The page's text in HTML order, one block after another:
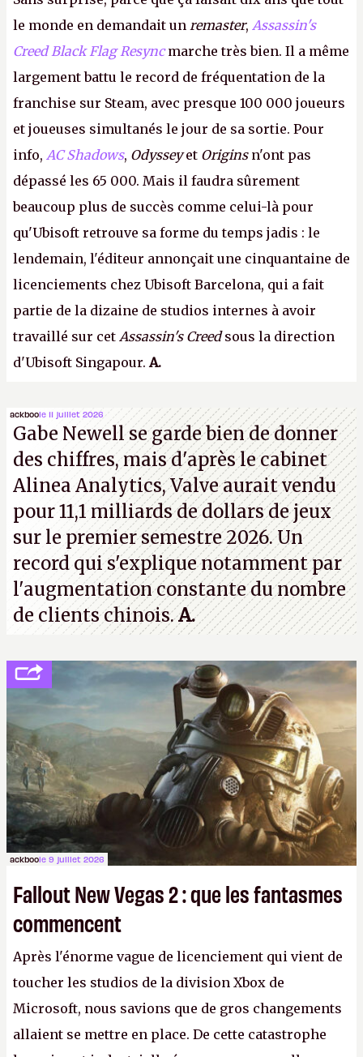
le monde en demandait un remaster, Assassin's
Creed Black Flag Resyncmarche très bien. Il a même
largement battu le record de fréquentation de la
franchise sur Steam, avec presque 100 000 joueurs
et joueuses simultanés le jour de sa sortie. Pour
info, AC Shadows, Odysseyet Originsn'ont pas
dépassé les 65 000. Mais il faudra sûrement
beaucoup plus de succès comme celui-là pour
qu'Ubisoft retrouve sa forme du temps jadis : le
lendemain, l'éditeur annonçait une cinquantaine de
licenciements chez Ubisoft Barcelona, qui a fait
partie de la dizaine de studios internes à avoir
travaillé sur cet Assassin's Creedsous la direction
d'Ubisoft Singapour.A.
ackboole 11 juillet 2026
Gabe Newell se garde bien de donner
des chiffres, mais d'après le cabinet
Alinea Analytics, Valve aurait vendu
pour 11,1 milliards de dollars de jeux
sur le premier semestre 2026. Un
record qui s'explique notamment par
l'augmentation constante du nombre
de clients chinois.A.
ackboole 9 juillet 2026
Fallout New Vegas 2 : que les fantasmes
commencent
Après l'énorme vague de licenciement qui vient de
toucher les studios de la division Xbox de
Microsoft, nous savions que de gros changements
allaient se mettre en place. De cette catastrophe